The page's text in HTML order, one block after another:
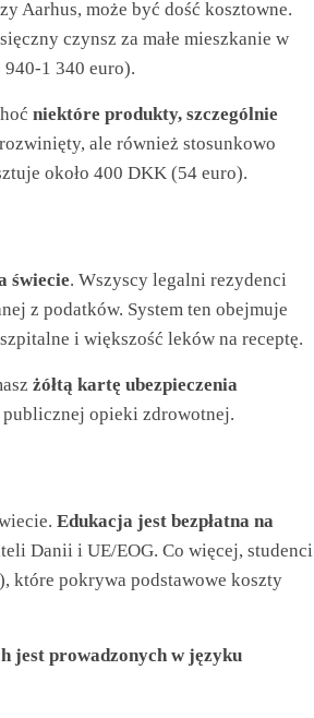
Aarhus, może być dość kosztowne.
czynsz za małe mieszkanie w
1 340 euro).
niektóre produkty, szczególnie
ale również stosunkowo
około 400 DKK (54 euro).
świecie. Wszyscy legalni rezydenci
z podatków. System ten obejmuje
i większość leków na receptę.
żółtą kartę ubezpieczenia
opieki zdrowotnej.
Edukacja jest bezpłatna na
Danii i UE/EOG. Co więcej, studenci
które pokrywa podstawowe koszty
jest prowadzonych w języku